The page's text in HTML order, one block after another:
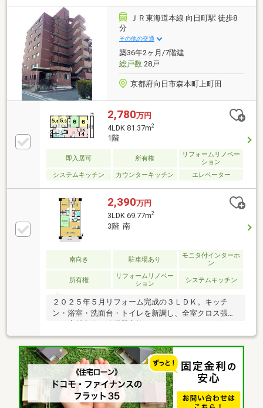
ＪＲ東海道本線 向日町駅 徒歩8
分
その他の交通
築36年2ヶ月/7階建
総戸数28戸
京都府向日市森本町上町田
2,780万円
4LDK 81.37m2
1階
即入居可 所有権
リフォームリノベー
ション
システムキッチン
カウンターキッチン エレベーター
2,390万円
3LDK 69.77m2
3階 南
南向き 駐車場あり
モニタ付インターホ
ン
所有権
リフォームリノベー
ション
システムキッチン
２０２５年５月リフォーム完成の３ＬＤＫ。キッチ
ン・浴室・洗面台・トイレを新調し、全室クロス張替
実施しているため、気持ちよく新生活をスタートでき
ます！約１４．２帖のＬＤＫは南向きバルコニーに面
し、陽当たり良好。ＪＲ「向日町」駅徒歩８分、阪急
「東向日」駅徒歩１２分の２ＷＡＹアクセス可能！通
勤・通学やお出かけにも便利な立地です！また、スー
パーやコンビニ、ドラッグストア、小学校・中学校な
ど生活利便施設が徒歩圏内に揃い、子育て世帯にもお